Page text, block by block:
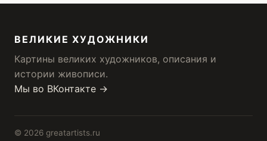
ВЕЛИКИЕ ХУДОЖНИКИ
Картины великих художников, описания и
истории живописи.
Мы во ВКонтакте →
© 2026 greatartists.ru